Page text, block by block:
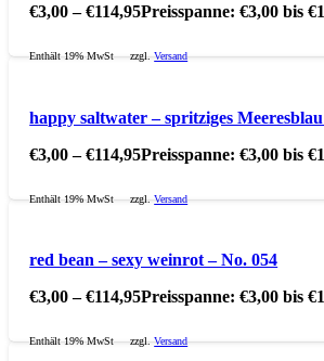
€3,00 –€114,95Preisspanne: €3,00 bis
Enthält 19% MwSt zzgl.Versand
happy saltwater – spritziges
€3,00 –€114,95Preisspanne: €3,00 bis
Enthält 19% MwSt zzgl.Versand
red bean – sexy weinrot – No. 054
€3,00 –€114,95Preisspanne: €3,00 bis
Enthält 19% MwSt zzgl.Versand